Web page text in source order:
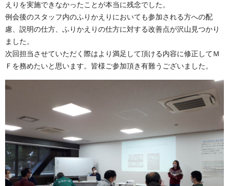
えりを実施できなかったことが本当に残念でした。
例会後のスタッフ内のふりかえりにおいても参加される方への配
慮、説明の仕方、ふりかえりの仕方に対する改善点が沢山見つかり
ました。
次回担当させていただく際はより満足して頂ける内容に修正してＭ
Ｆを務めたいと思います。皆様ご参加頂き有難うございました。